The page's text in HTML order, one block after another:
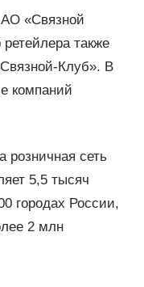
«Связной
ретейлера также
Клуб». В
компаний
розничная сеть
5,5 тысяч
городах России,
2 млн